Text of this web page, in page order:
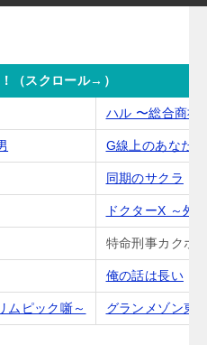
（スクロール→）
ハル 〜総合商社
G線上のあなた
同期のサクラ
ドクターX ～外
特命刑事カクホ
俺の話は長い
ムピック噺～ グランメゾン東